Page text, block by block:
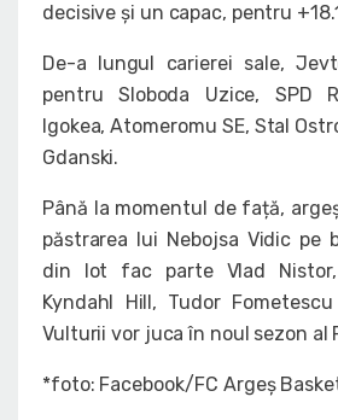
decisive și un capac, pentru
De-a lungul carierei sale,
pentru Sloboda Uzice, SPD
Igokea, Atomeromu SE, Stal
Gdanski.
Până la momentul de față,
păstrarea lui Nebojsa Vidic pe
din lot fac parte Vlad Nistor,
Kyndahl Hill, Tudor
Vulturii vor juca în noul sezon al
*foto: Facebook/FC Argeș